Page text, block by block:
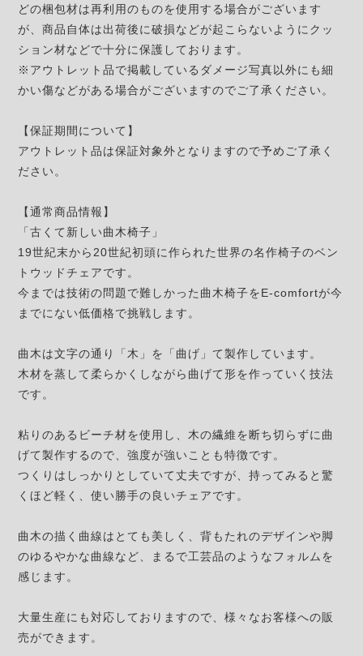
どの梱包材は再利用のものを使用する場合がございます
が、商品自体は出荷後に破損などが起こらないようにクッ
ション材などで十分に保護しております。
※アウトレット品で掲載しているダメージ写真以外にも細
かい傷などがある場合がございますのでご了承ください。
【保証期間について】
アウトレット品は保証対象外となりますので予めご了承く
ださい。
【通常商品情報】
「古くて新しい曲木椅子」
19世紀末から20世紀初頭に作られた世界の名作椅子のベン
トウッドチェアです。
今までは技術の問題で難しかった曲木椅子をE-comfortが今
までにない低価格で挑戦します。
曲木は文字の通り「木」を「曲げ」て製作しています。
木材を蒸して柔らかくしながら曲げて形を作っていく技法
です。
粘りのあるビーチ材を使用し、木の繊維を断ち切らずに曲
げて製作するので、強度が強いことも特徴です。
つくりはしっかりとしていて丈夫ですが、持ってみると驚
くほど軽く、使い勝手の良いチェアです。
曲木の描く曲線はとても美しく、背もたれのデザインや脚
のゆるやかな曲線など、まるで工芸品のようなフォルムを
感じます。
大量生産にも対応しておりますので、様々なお客様への販
売ができます。